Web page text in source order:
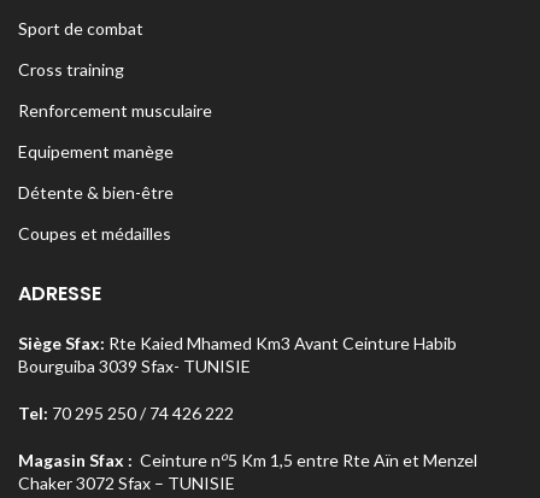
Sport de combat
Cross training
Renforcement musculaire
Equipement manège
Détente & bien-être
Coupes et médailles
ADRESSE
Siège Sfax: Rte Kaied Mhamed Km3 Avant Ceinture Habib
Bourguiba 3039 Sfax- TUNISIE
Tel: 70 295 250 / 74 426 222
Magasin Sfax : Ceinture no5 Km 1,5 entre Rte Aïn et Menzel
Chaker 3072 Sfax – TUNISIE